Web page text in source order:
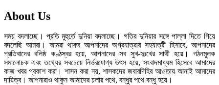
About Us
সময় বদলাচ্ছে। প্রতি মুহুর্তে দুনিয়া বদলাচ্ছে। গতির দুনিয়ার সঙ্গে পাল্লা দিতে গিয়ে
বদলেছি আমরা। আমরা থাকব আপনাদের অগ্রযাত্রার সহযাত্রী হিসাবে, আপনাদের
প্রতিবাদের বলিষ্ঠ কণ্ঠস্বর হয়ে, আপনাদের সব সুখ-দুঃখের সাথী হয়ে। গঠনমূলক
সমালোচক এবং তথ্যের সবচেয়ে নির্ভরযোগ্য উ‍ৎস হয়ে, সংবাদমাধ্যম হিসেবে আমাদের
কাজ খবর প্রকাশ করা। শাসন করা নয়, শাসকদের জবাবদিহির আওতায় আনাই আমাদের
দায়িত্ব। আপনারাও থাকুন আমাদের চলার পথে, বন্ধুর পথে বন্ধু হয়ে।